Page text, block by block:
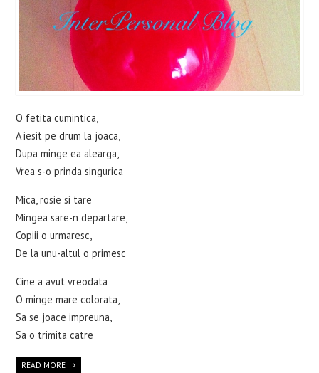
EVENIMENTE
CONTACT
O fetita cumintica,
A iesit pe drum la joaca,
Dupa minge ea alearga,
Vrea s-o prinda singurica
Mica, rosie si tare
Mingea sare-n departare,
Copiii o urmaresc,
De la unu-altul o primesc
Cine a avut vreodata
O minge mare colorata,
Sa se joace impreuna,
Sa o trimita catre
READ MORE